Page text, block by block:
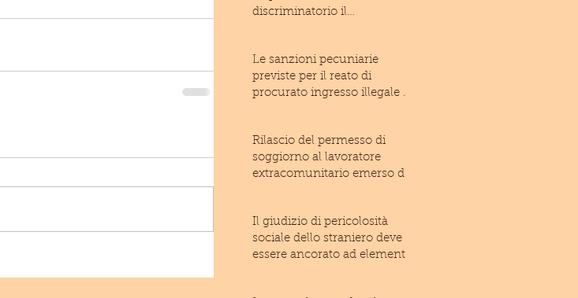
discriminatorio il
Le sanzioni pecuniarie
previste per il reato di
procurato ingresso illegale di
Rilascio del permesso di
soggiorno al lavoratore
extracomunitario emerso dal
Il giudizio di pericolosità
sociale dello straniero deve
essere ancorato ad elementi